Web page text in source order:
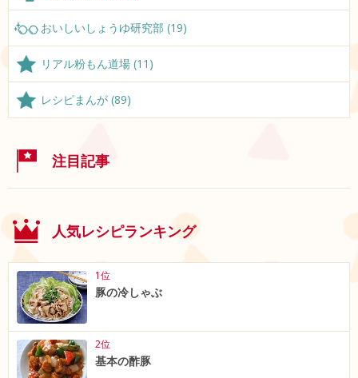
おいしいしょうゆ研究部 (19)
リアル粉もん道場 (11)
レシピまんが (89)
注目記事
人気レシピランキング
1位
豚の冷しゃぶ
2位
基本の酢豚